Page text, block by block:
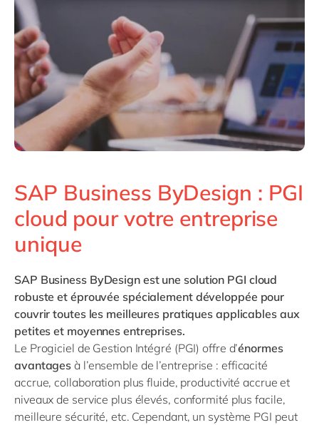
Philippines
Singapore
en
Switzerland
en
UK & Ireland
en
USA & Canada
SAP Business ByDesign : PGI
cloud pour votre entreprise
unique
SAP Business ByDesignest une solution PGI cloud
robuste et éprouvée spécialement développée pour
couvrir toutes les meilleures pratiques applicables aux
petites et moyennes entreprises.
Le Progiciel de Gestion Intégré (PGI) offre d’énormes
avantages à l’ensemble de l’entreprise : efficacité
accrue, collaboration plus fluide, productivité accrue et
niveaux de service plus élevés, conformité plus facile,
meilleure sécurité, etc. Cependant, un système PGI peut